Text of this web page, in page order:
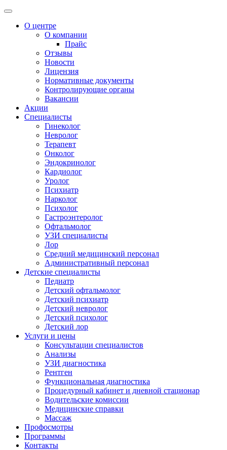
О центре
О компании
Прайс
Отзывы
Новости
Лицензия
Нормативные документы
Контролирующие органы
Вакансии
Акции
Специалисты
Гинеколог
Невролог
Терапевт
Онколог
Эндокринолог
Кардиолог
Уролог
Психиатр
Нарколог
Психолог
Гастроэнтеролог
Офтальмолог
УЗИ специалисты
Лор
Средний медицинский персонал
Административный персонал
Детские специалисты
Педиатр
Детский офтальмолог
Детский психиатр
Детский невролог
Детский психолог
Детский лор
Услуги и цены
Консультации специалистов
Анализы
УЗИ диагностика
Рентген
Функциональная диагностика
Процедурный кабинет и дневной стационар
Водительские комиссии
Медицинские справки
Массаж
Профосмотры
Программы
Контакты